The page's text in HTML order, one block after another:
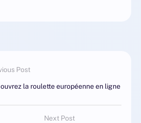
Post
la roulette européenne en ligne
Next Post